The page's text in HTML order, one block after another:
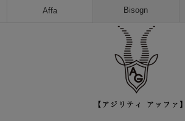
Affa Bisogn